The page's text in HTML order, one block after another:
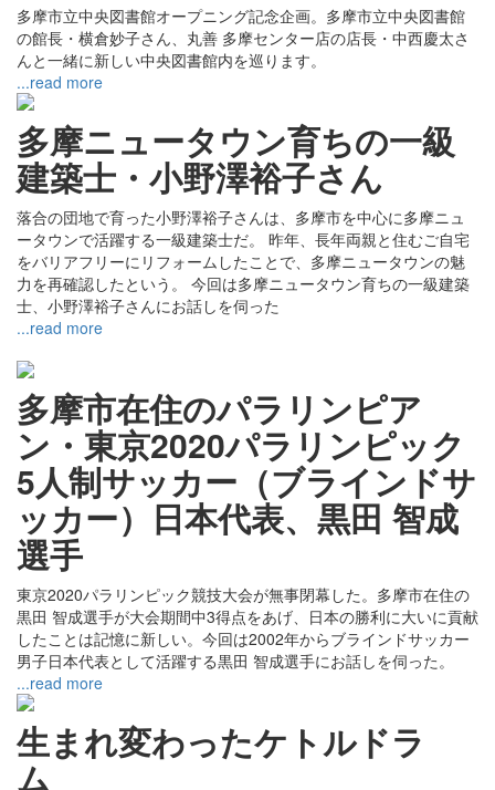
多摩市立中央図書館オープニング記念企画。多摩市立中央図書館
の館長・横倉妙子さん、丸善 多摩センター店の店長・中西慶太さ
んと一緒に新しい中央図書館内を巡ります。
...read more
多摩ニュータウン育ちの一級
建築士・小野澤裕子さん
落合の団地で育った小野澤裕子さんは、多摩市を中心に多摩ニュ
ータウンで活躍する一級建築士だ。 昨年、長年両親と住むご自宅
をバリアフリーにリフォームしたことで、多摩ニュータウンの魅
力を再確認したという。 今回は多摩ニュータウン育ちの一級建築
士、小野澤裕子さんにお話しを伺った
...read more
多摩市在住のパラリンピア
ン・東京2020パラリンピック
5人制サッカー（ブラインドサ
ッカー）日本代表、黒田 智成
選手
東京2020パラリンピック競技大会が無事閉幕した。多摩市在住の
黒田 智成選手が大会期間中3得点をあげ、日本の勝利に大いに貢献
したことは記憶に新しい。今回は2002年からブラインドサッカー
男子日本代表として活躍する黒田 智成選手にお話しを伺った。
...read more
生まれ変わったケトルドラ
ム